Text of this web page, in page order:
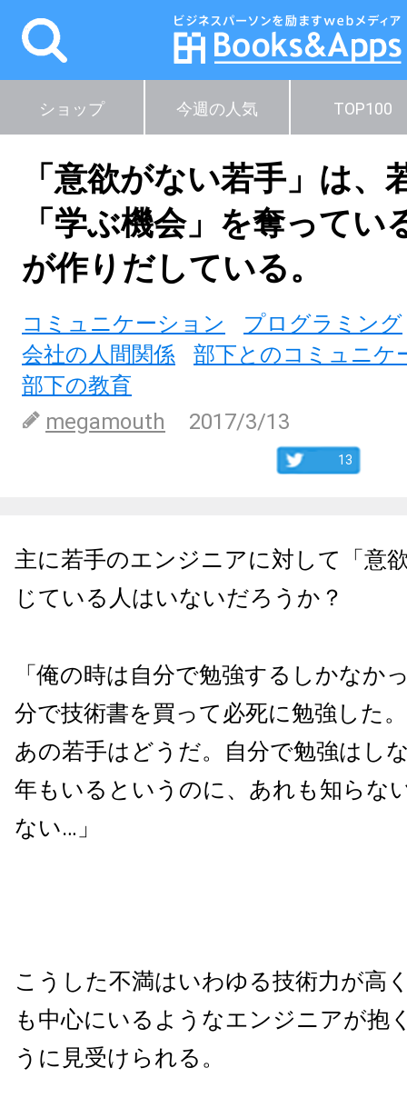
ショップ 今週の人気 TOP100
「意欲がない若手」は、
「学ぶ機会」を奪ってい
が作りだしている。
コミュニケーション
プログラミング
会社の人間関係
部下とのコミュニケ
部下の教育
megamouth
2017/3/13
13
主に若手のエンジニアに対して「意
じている人はいないだろうか？
「俺の時は自分で勉強するしかなか
分で技術書を買って必死に勉強した
あの若手はどうだ。自分で勉強はし
年もいるというのに、あれも知らな
ない…」
こうした不満はいわゆる技術力が高
も中心にいるようなエンジニアが抱
うに見受けられる。